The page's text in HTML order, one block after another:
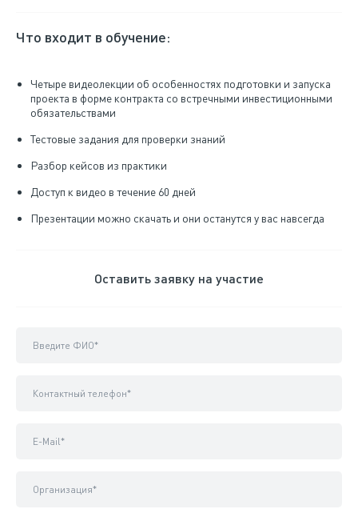
Оставить заявку на участие
Что входит в обучение:
Четыре видеолекции об особенностях подготовки и запуска
проекта в форме контракта со встречными инвестиционными
обязательствами
Тестовые задания для проверки знаний
Разбор кейсов из практики
Доступ к видео в течение 60 дней
Презентации можно скачать и они останутся у вас навсегда